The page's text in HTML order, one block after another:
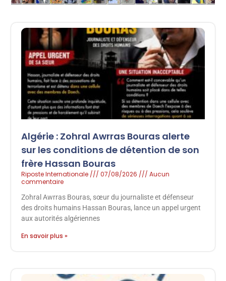
Algérie : Zohral Awrras Bouras alerte
sur les conditions de détention de son
frère Hassan Bouras
Riposte Internationale 07/08/2026
Aucun
commentaire
Zohral Awrras Bouras, sœur du journaliste et défenseur
des droits humains Hassan Bouras, lance un appel urgent
aux autorités algériennes
En savoir plus »